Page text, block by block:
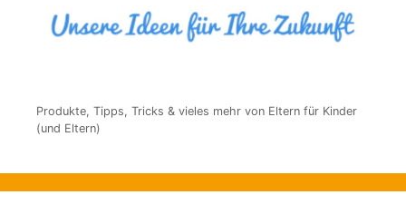
Produkte, Tipps, Tricks & vieles mehr von Eltern für Kinder
(und Eltern)